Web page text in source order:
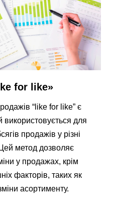
for like»
“like for like” є
використовується для
продажів у різні
метод дозволяє
у продажах, крім
факторів, таких як
асортименту.